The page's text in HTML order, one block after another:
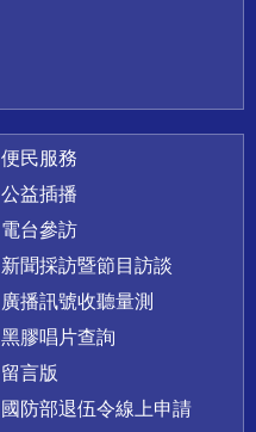
便民服務
公益插播
電台參訪
新聞採訪暨節目訪談
廣播訊號收聽量測
黑膠唱片查詢
留言版
國防部退伍令線上申請